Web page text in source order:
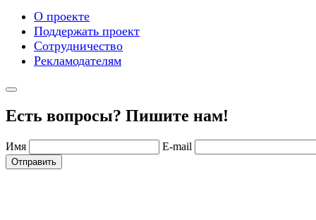
О проекте
Поддержать проект
Сотрудничество
Рекламодателям
Есть вопросы? Пишите нам!
Имя E-mail